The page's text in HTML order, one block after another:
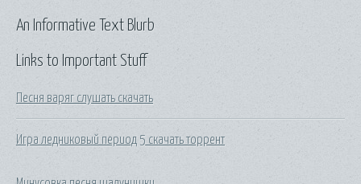
Links to Important Stuff
Песня варяг слушать скачать
Игра ледниковый период 5 скачать торрент
An Informative Text Blurb